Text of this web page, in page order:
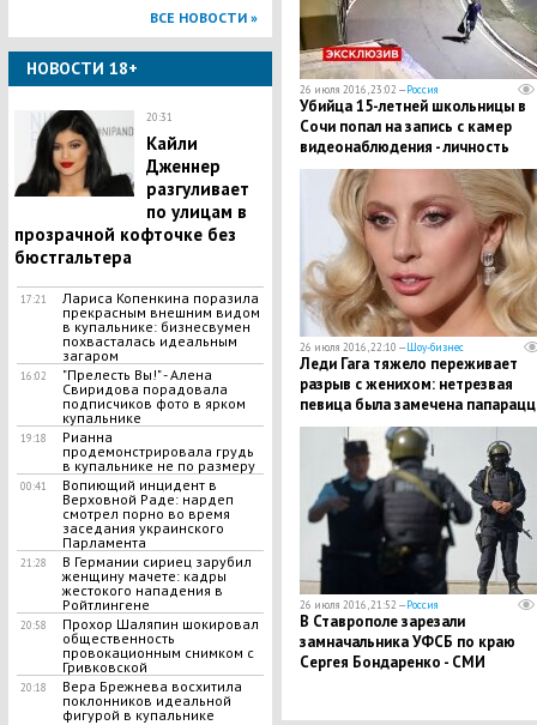
ВСЕ НОВОСТИ »
НОВОСТИ 18+
20:31
Кайли
Дженнер
разгуливает
по улицам в
прозрачной кофточке без
бюстгальтера
17:21
Лариса Копенкина поразила
прекрасным внешним видом
в купальнике: бизнесвумен
похвасталась идеальным
загаром
16:02
"Прелесть Вы!" - Алена
Свиридова порадовала
подписчиков фото в ярком
купальнике
19:18
Рианна
продемонстрировала грудь
в купальнике не по размеру
00:41
Вопиющий инцидент в
Верховной Раде: нардеп
смотрел порно во время
заседания украинского
Парламента
21:28
В Германии сириец зарубил
женщину мачете: кадры
жестокого нападения в
Ройтлингене
20:58
Прохор Шаляпин шокировал
общественность
провокационным снимком с
Гривковской
20:18
Вера Брежнева восхитила
поклонников идеальной
фигурой в купальнике
26 июля 2016, 23:02 —Россия
Убийца 15-летней школьницы в
Сочи попал на запись с камер
видеонаблюдения - личность
подозреваемого установлена
26 июля 2016, 22:10 —Шоу-бизнес
Леди Гага тяжело переживает
разрыв с женихом: нетрезвая
певица была замечена
26 июля 2016, 21:52 —Россия
В Ставрополе зарезали
замначальника УФСБ по краю
Сергея Бондаренко - СМИ